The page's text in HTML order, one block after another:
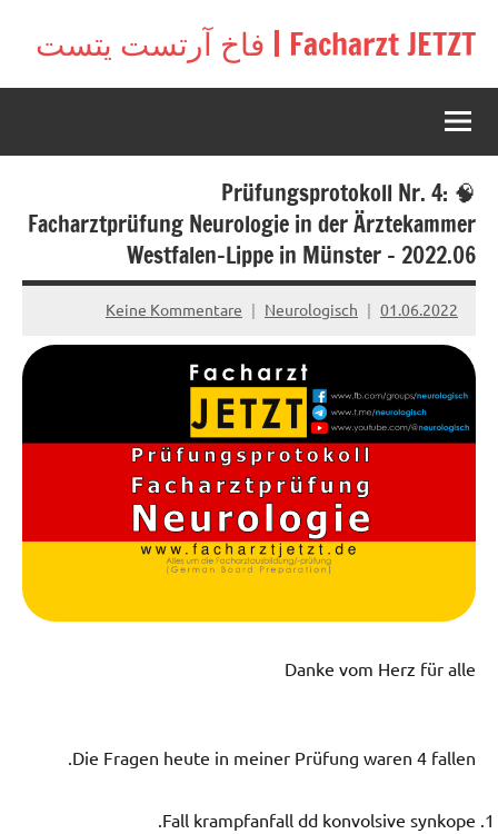
InhaltFacharzt JETZT | فاخ آرتست يتست
Free
interactive
community
for
in
Germany,
Switzerland,
and
🧠 Prüfungsprotokoll Nr. 4:
Facharztprüfung Neurologie in der Ärztekammer
Westfalen-Lippe in Münster – 2022.06
01.06.2022
Neurologisch
Keine Kommentare
Danke vom Herz für alle
Die Fragen heute in meiner Prüfung waren 4 fallen.
Fall krampfanfall dd konvolsive synkope.